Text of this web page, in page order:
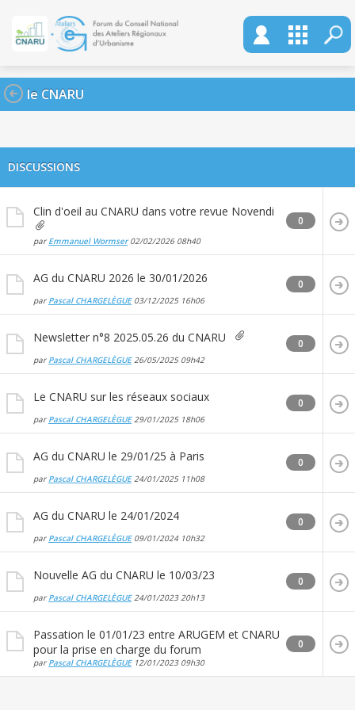
le CNARU
DISCUSSIONS
Clin d'oeil au CNARU dans votre revue Novendi
par Emmanuel Wormser02/02/2026 08h40
0
AG du CNARU 2026 le 30/01/2026
par Pascal CHARGELÈGUE03/12/2025 16h06
0
Newsletter n°8 2025.05.26 du CNARU
par Pascal CHARGELÈGUE26/05/2025 09h42
0
Le CNARU sur les réseaux sociaux
par Pascal CHARGELÈGUE29/01/2025 18h06
0
AG du CNARU le 29/01/25 à Paris
par Pascal CHARGELÈGUE24/01/2025 11h08
0
AG du CNARU le 24/01/2024
par Pascal CHARGELÈGUE09/01/2024 10h32
0
Nouvelle AG du CNARU le 10/03/23
par Pascal CHARGELÈGUE24/01/2023 20h13
0
Passation le 01/01/23 entre ARUGEM et CNARU
pour la prise en charge du forum
par Pascal CHARGELÈGUE12/01/2023 09h30
0